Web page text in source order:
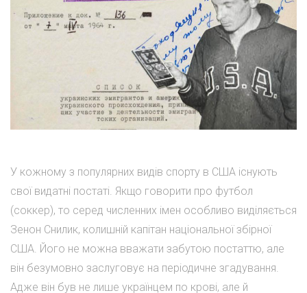
У кожному з популярних видів спорту в США існують
свої видатні постаті. Якщо говорити про футбол
(соккер), то серед численних імен особливо виділяється
Зенон Снилик, колишній капітан національної збірної
США. Його не можна вважати забутою постаттю, але
він безумовно заслуговує на періодичне згадування.
Адже він був не лише українцем по крові, але й